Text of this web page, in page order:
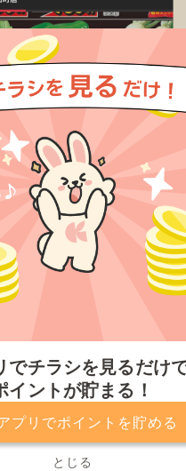
でチラシを見るだけ
イントが貯まる！
プリでポイントを貯める
とじる
ーポリシー 利用規約
運営会社
てのお問い合わせ